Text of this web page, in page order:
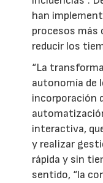
han
procesos más
reducir los
“La
autonomía de
incorporación
interactiva,
y realizar
rápida y sin
sentido, “la